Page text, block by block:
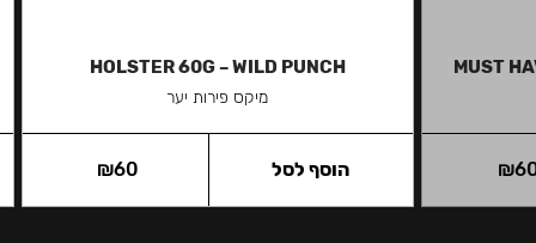
MUST
₪
HOLSTER 60G – WILD PUNCH
מיקס פירות יער
₪60 הוסף לסל